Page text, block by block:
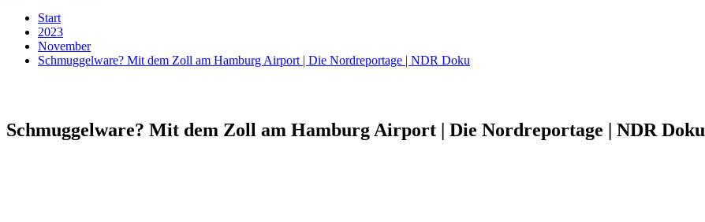
Start
2023
November
Schmuggelware? Mit dem Zoll am Hamburg Airport | Die Nordreportage | NDR Doku
Schmuggelware? Mit dem Zoll am Hamburg Airport | Die Nordreportage | NDR Doku